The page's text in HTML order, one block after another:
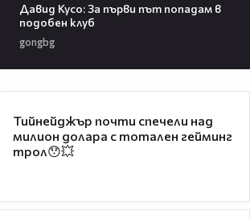
Давид Кусо: За първи път попадам в
подобен клуб
gongbg
Тийнейджър почти спечели над
милион долара с тотален гейминг
трол😯💥